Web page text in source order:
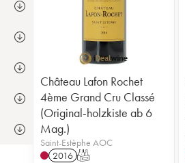
Château Lafon Rochet
4ème Grand Cru Classé
(Original-holzkiste ab 6
Mag.)
Saint-Estèphe AOC
2016 T